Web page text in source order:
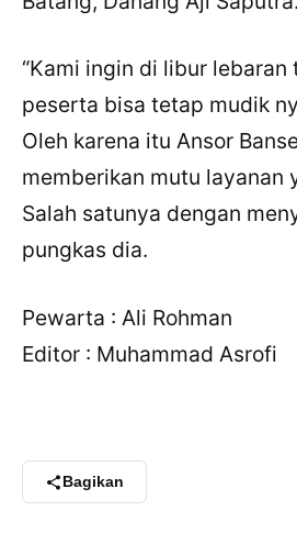
“Kami ingin di libur lebaran
peserta bisa tetap mudik
Oleh karena itu Ansor
memberikan mutu layanan
Salah satunya dengan
pungkas dia.
Pewarta : Ali Rohman
Editor : Muhammad Asrofi
Bagikan